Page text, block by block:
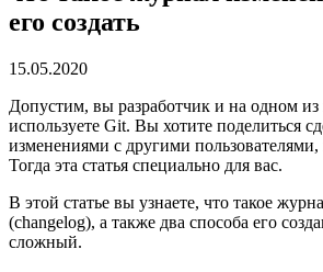
его создать
15.05.2020
Допустим, вы разработчик и на одном
используете Git. Вы хотите поделиться
изменениями с другими пользователями,
Тогда эта статья специально для вас.
В этой статье вы узнаете, что такое
(changelog), а также два способа его
сложный.